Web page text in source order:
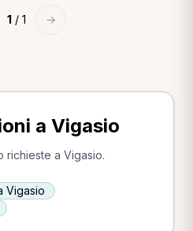
1 / 1 →
a Vigasio
richieste a Vigasio.
Vigasio